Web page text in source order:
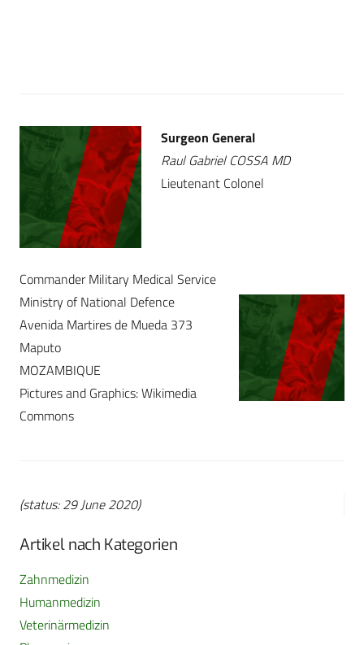
Surgeon General
Raul Gabriel COSSA MD
Lieutenant Colonel
Commander Military Medical Service
Ministry of National Defence
Avenida Martires de Mueda 373
Maputo
MOZAMBIQUE
Pictures and Graphics: Wikimedia
Commons
(status: 29 June 2020)
Artikel nach Kategorien
Zahnmedizin
Humanmedizin
Veterinärmedizin